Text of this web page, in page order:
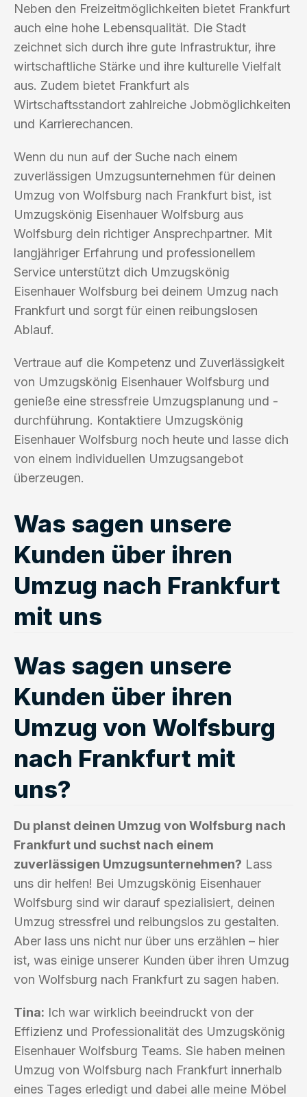
Neben den Freizeitmöglichkeiten bietet Frankfurt
auch eine hohe Lebensqualität. Die Stadt
zeichnet sich durch ihre gute Infrastruktur, ihre
wirtschaftliche Stärke und ihre kulturelle Vielfalt
aus. Zudem bietet Frankfurt als
Wirtschaftsstandort zahlreiche Jobmöglichkeiten
und Karrierechancen.
Wenn du nun auf der Suche nach einem
zuverlässigen Umzugsunternehmen für deinen
Umzug von Wolfsburg nach Frankfurt bist, ist
Umzugskönig Eisenhauer Wolfsburg aus
Wolfsburg dein richtiger Ansprechpartner. Mit
langjähriger Erfahrung und professionellem
Service unterstützt dich Umzugskönig
Eisenhauer Wolfsburg bei deinem Umzug nach
Frankfurt und sorgt für einen reibungslosen
Ablauf.
Vertraue auf die Kompetenz und Zuverlässigkeit
von Umzugskönig Eisenhauer Wolfsburg und
genieße eine stressfreie Umzugsplanung und -
durchführung. Kontaktiere Umzugskönig
Eisenhauer Wolfsburg noch heute und lasse dich
von einem individuellen Umzugsangebot
überzeugen.
Was sagen unsere
Kunden über ihren
Umzug nach Frankfurt
mit uns
Was sagen unsere
Kunden über ihren
Umzug von Wolfsburg
nach Frankfurt mit
uns?
Du planst deinen Umzug von Wolfsburg nach
Frankfurt und suchst nach einem
zuverlässigen Umzugsunternehmen? Lass
uns dir helfen! Bei Umzugskönig Eisenhauer
Wolfsburg sind wir darauf spezialisiert, deinen
Umzug stressfrei und reibungslos zu gestalten.
Aber lass uns nicht nur über uns erzählen – hier
ist, was einige unserer Kunden über ihren Umzug
von Wolfsburg nach Frankfurt zu sagen haben.
Tina: Ich war wirklich beeindruckt von der
Effizienz und Professionalität des Umzugskönig
Eisenhauer Wolfsburg Teams. Sie haben meinen
Umzug von Wolfsburg nach Frankfurt innerhalb
eines Tages erledigt und dabei alle meine Möbel